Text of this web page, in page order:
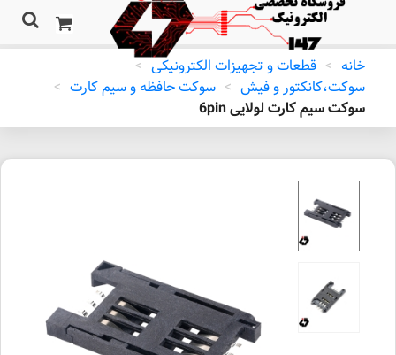
خانه > قطعات و تجهیزات الکترونیکی >
سوکت،کانکتور و فیش > سوکت حافظه و سیم کارت >
سوکت سیم کارت لولایی 6pin